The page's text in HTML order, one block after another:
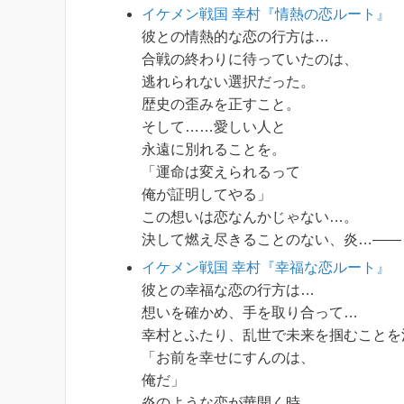
イケメン戦国 幸村『情熱の恋ルート』
彼との情熱的な恋の行方は…
合戦の終わりに待っていたのは、
逃れられない選択だった。
歴史の歪みを正すこと。
そして……愛しい人と
永遠に別れることを。
「運命は変えられるって
俺が証明してやる」
この想いは恋なんかじゃない…。
決して燃え尽きることのない、炎…――
イケメン戦国 幸村『幸福な恋ルート』
彼との幸福な恋の行方は…
想いを確かめ、手を取り合って…
幸村とふたり、乱世で未来を掴むこと
「お前を幸せにすんのは、
俺だ」